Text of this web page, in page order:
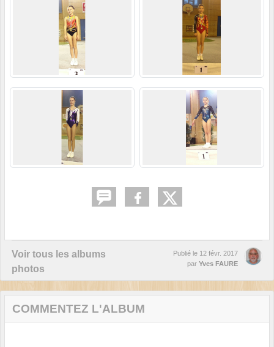
Voir tous les albums
photos
Publié le 12 févr. 2017
par Yves FAURE
COMMENTEZ L'ALBUM